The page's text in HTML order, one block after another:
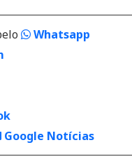
Whatsapp
Google Notícias